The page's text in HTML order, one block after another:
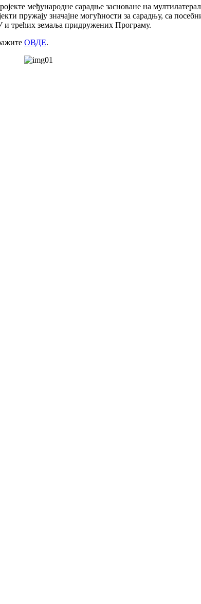
међународне сарадње засноване на
пружају значајне могућности за сарадњу, са
и трећих земаља придружених Програму.
ОВДЕ.